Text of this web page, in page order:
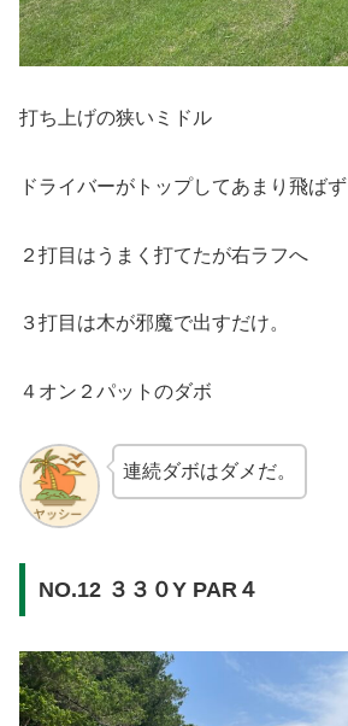
打ち上げの狭いミドル
ドライバーがトップしてあまり飛ばず
２打目はうまく打てたが右ラフへ
３打目は木が邪魔で出すだけ。
４オン２パットのダボ
連続ダボはダメだ。
NO.12 ３３０Y PAR４